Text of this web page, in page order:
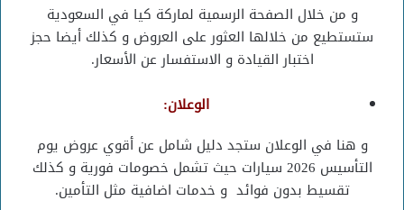
و من خلال الصفحة الرسمية لماركة كيا في السعودية
ستستطيع من خلالها العثور على العروض و كذلك أيضا حجز
اختبار القيادة و الاستفسار عن الأسعار.
الوعلان:
و هنا في الوعلان ستجد دليل شامل عن أقوي عروض يوم
التأسيس 2026 سيارات حيث تشمل خصومات فورية و كذلك
تقسيط بدون فوائد و خدمات اضافية مثل التأمين.